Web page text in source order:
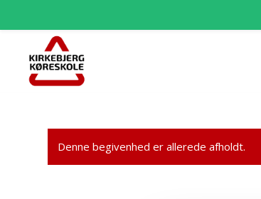
Denne begivenhed er allerede afholdt.